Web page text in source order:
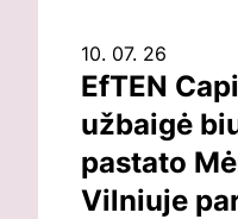
10. 07. 26
EfTEN
užbaigė
pastato
Vilniuje